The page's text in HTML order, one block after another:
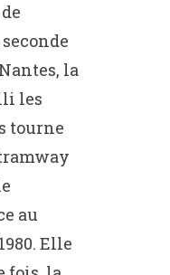
la
les
tourne
au
Elle